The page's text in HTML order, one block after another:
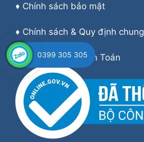
♦ Chính sách bảo mật
♦ Chính sách & Quy định chung
♦Hướng dẫn Thanh Toán
0399 305 305